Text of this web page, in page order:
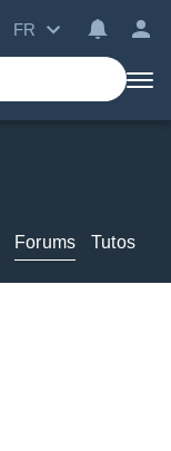
FR
Forums Tutos